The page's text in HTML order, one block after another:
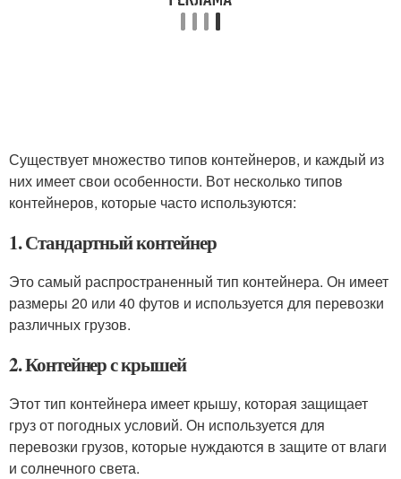
Существует множество типов контейнеров, и каждый из
них имеет свои особенности. Вот несколько типов
контейнеров, которые часто используются:
1. Стандартный контейнер
Это самый распространенный тип контейнера. Он имеет
размеры 20 или 40 футов и используется для перевозки
различных грузов.
2. Контейнер с крышей
Этот тип контейнера имеет крышу, которая защищает
груз от погодных условий. Он используется для
перевозки грузов, которые нуждаются в защите от влаги
и солнечного света.